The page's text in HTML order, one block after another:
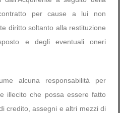
per cause a lui non
diritto soltanto alla restituzione
e degli eventuali oneri
alcuna responsabilità per
illecito che possa essere fatto
credito, assegni e altri mezzi di